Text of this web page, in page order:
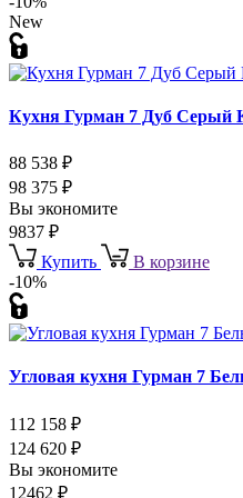
New
Кухня Гурман 7 Дуб Серый
88 538 ₽
98 375 ₽
Вы экономите
9837 ₽
Купить
В корзине
-10%
Угловая кухня Гурман 7
112 158 ₽
124 620 ₽
Вы экономите
12462 ₽